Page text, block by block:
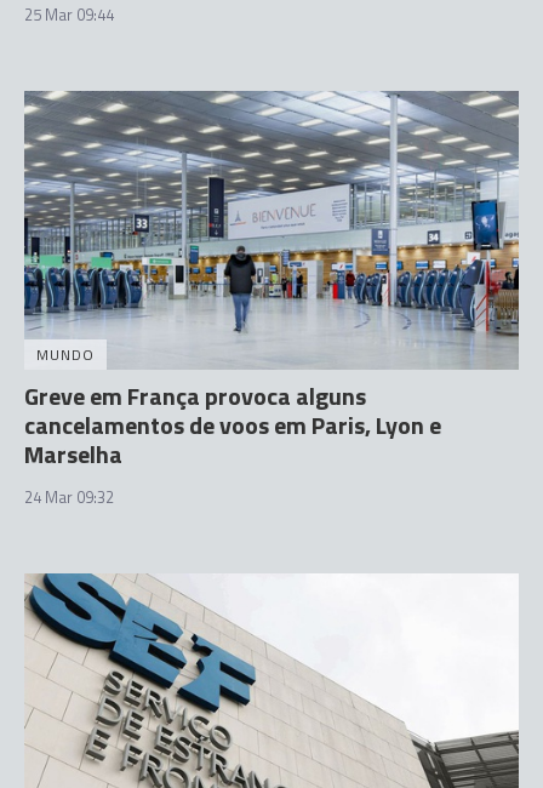
25 Mar 09:44
MUNDO
Greve em França provoca alguns
cancelamentos de voos em Paris, Lyon e
Marselha
24 Mar 09:32